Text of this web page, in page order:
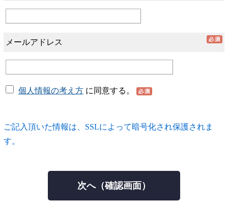
メールアドレス
個人情報の考え方に同意する。
ご記入頂いた情報は、SSLによって暗号化され保護されま
す。